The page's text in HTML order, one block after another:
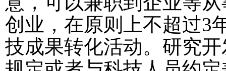
创业，在原则上不超过3
技成果转化活动。研究